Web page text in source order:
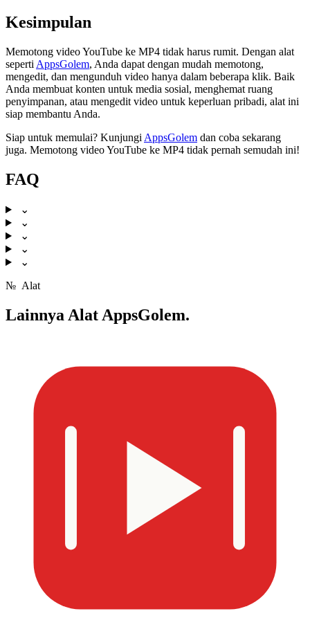
Kesimpulan
Memotong video YouTube ke MP4 tidak harus rumit. Dengan alat
seperti AppsGolem, Anda dapat dengan mudah memotong,
mengedit, dan mengunduh video hanya dalam beberapa klik. Baik
Anda membuat konten untuk media sosial, menghemat ruang
penyimpanan, atau mengedit video untuk keperluan pribadi, alat ini
siap membantu Anda.
Siap untuk memulai? Kunjungi AppsGolem dan coba sekarang
juga. Memotong video YouTube ke MP4 tidak pernah semudah ini!
FAQ
⌄
⌄
⌄
⌄
⌄
№ Alat
Lainnya Alat AppsGolem.